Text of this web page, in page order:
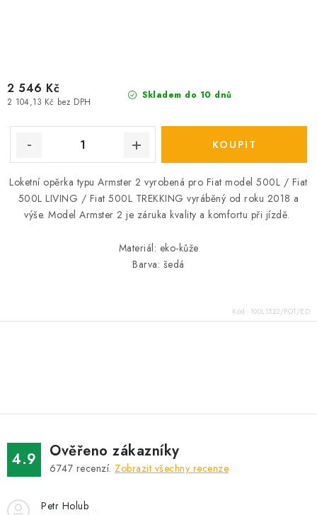
Skladem do 10 dnů
2 104,13 Kč bez DPH
2 546 Kč
Loketní opěrka typu Armster 2 vyrobená pro Fiat model 500L / Fiat
500L LIVING / Fiat 500L TREKKING vyráběný od roku 2018 a
výše. Model Armster 2 je záruka kvality a komfortu při jízdě.
Materiál: eko-kůže
Barva: šedá
Kód: 100L1522/POT/ED
á
d
a
c
4.9 Ověřeno zákazníky
6747 recenzí. Zobrazit všechny recenze
Petr Holub